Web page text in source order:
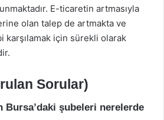
E-ticaretin artmasıyla
olan talep de artmakta ve
karşılamak için sürekli olarak
Sorular)
Bursa’daki şubeleri nerelerde